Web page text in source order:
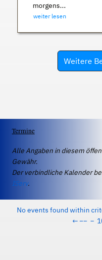
morgens...
weiter lesen
Weitere
Termine
Alle Angaben in diesem
Gewähr.
Der verbindliche Kalender
IServ.
No events found within
← −− −